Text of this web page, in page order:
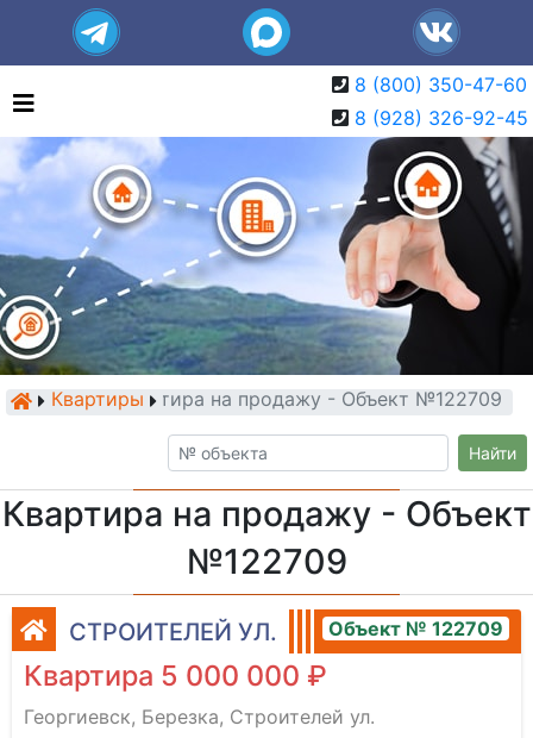
8 (800) 350-47-60
8 (928) 326-92-45
КвартирыКвартира на продажу - Объект №122709
Найти
Квартира на продажу - Объект
№122709
СТРОИТЕЛЕЙ УЛ. Объект № 122709
Квартира 5 000 000 ₽
Георгиевск, Березка, Строителей ул.